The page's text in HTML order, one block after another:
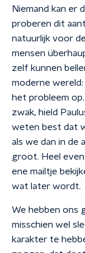
Niemand kan er
proberen dit
natuurlijk voor
mensen
zelf kunnen
moderne wereld:
het probleem
zwak, hield
weten best dat
als we dan in de
groot. Heel
ene mailtje
wat later wordt.
We hebben ons
misschien wel
karakter te